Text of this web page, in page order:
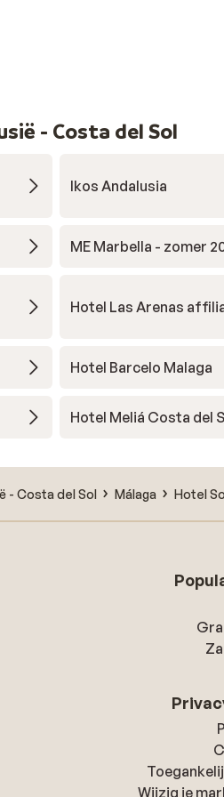
- Costa del Sol
Ikos Andalusia
ME Marbella - zomer
Hotel Las Arenas
Hotel Barcelo Malaga
Hotel Meliá Costa del
- Costa del Sol Málaga Hotel
Wijzig je